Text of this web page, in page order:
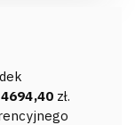
4694,40zł.